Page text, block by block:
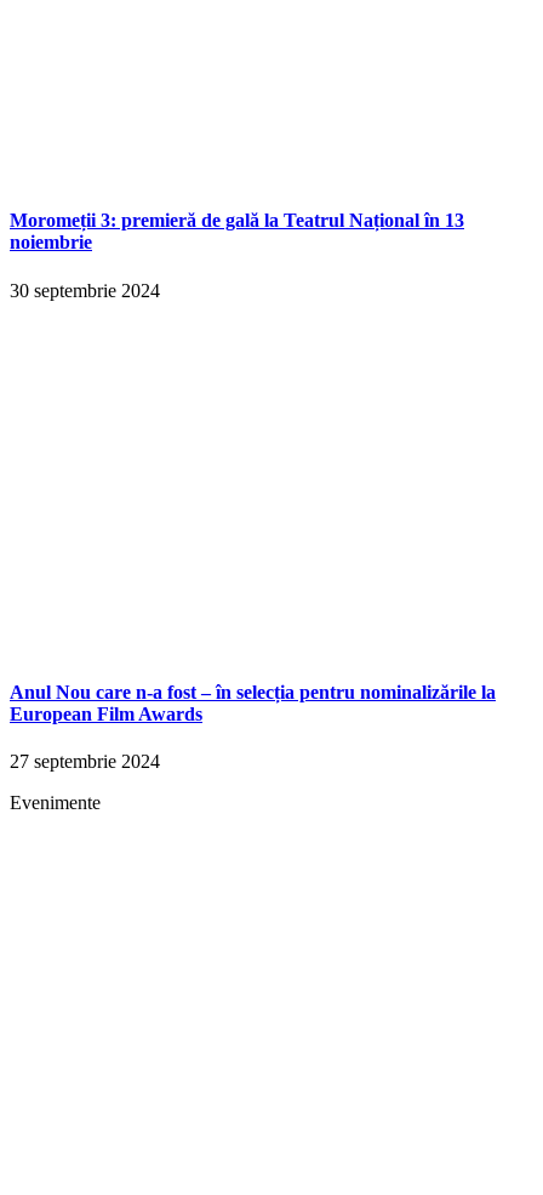
Moromeții 3: premieră de gală la Teatrul Național în 13
noiembrie
30 septembrie 2024
Anul Nou care n-a fost – în selecția pentru nominalizările la
European Film Awards
27 septembrie 2024
Evenimente